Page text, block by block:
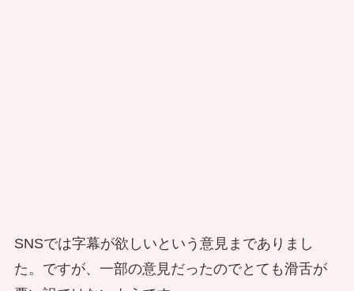
SNSでは字幕が欲しいという意見までありまし
た。ですが、一部の意見だったのでとても滑舌が